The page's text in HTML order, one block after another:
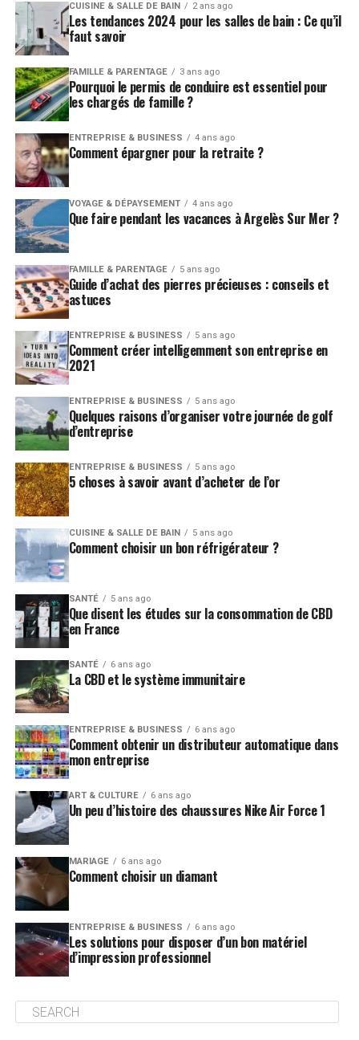
CUISINE & SALLE DE BAIN 2 ans ago
Les tendances 2024 pour les salles de bain : Ce qu’il
faut savoir
FAMILLE & PARENTAGE 3 ans ago
Pourquoi le permis de conduire est essentiel pour
les chargés de famille ?
ENTREPRISE & BUSINESS 4 ans ago
Comment épargner pour la retraite ?
VOYAGE & DÉPAYSEMENT 4 ans ago
Que faire pendant les vacances à Argelès Sur Mer ?
FAMILLE & PARENTAGE 5 ans ago
Guide d’achat des pierres précieuses : conseils et
astuces
ENTREPRISE & BUSINESS 5 ans ago
Comment créer intelligemment son entreprise en
2021
ENTREPRISE & BUSINESS 5 ans ago
Quelques raisons d’organiser votre journée de golf
d’entreprise
ENTREPRISE & BUSINESS 5 ans ago
5 choses à savoir avant d’acheter de l’or
CUISINE & SALLE DE BAIN 5 ans ago
Comment choisir un bon réfrigérateur ?
SANTÉ 5 ans ago
Que disent les études sur la consommation de CBD
en France
SANTÉ 6 ans ago
La CBD et le système immunitaire
ENTREPRISE & BUSINESS 6 ans ago
Comment obtenir un distributeur automatique dans
mon entreprise
ART & CULTURE 6 ans ago
Un peu d’histoire des chaussures Nike Air Force 1
MARIAGE 6 ans ago
Comment choisir un diamant
ENTREPRISE & BUSINESS 6 ans ago
Les solutions pour disposer d’un bon matériel
d’impression professionnel